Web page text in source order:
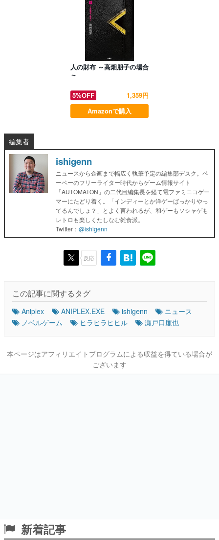
人の財布 ～高畑朋子の場合
～
5%OFF
1,359円
Amazonで購入
編集者
ishigenn
ニュースから企画まで幅広く執筆予定の編集部デスク。ペ
ーペーのフリーライター時代からゲーム情報サイト
「AUTOMATON」の二代目編集長を経て電ファミニコゲー
マーにたどり着く。「インディーとか洋ゲーばっかりやっ
てるんでしょ？」とよく言われるが、和ゲーもソシャゲも
レトロも楽しくたしなむ雑食派。
Twitter： @ishigenn
反応
この記事に関するタグ
Aniplex ANIPLEX.EXE ishigenn
ニュース
ノベルゲーム
ヒラヒラヒヒル 瀬戸口廉也
本ページはアフィリエイトプログラムによる収益を得ている場合が
ございます
新着記事